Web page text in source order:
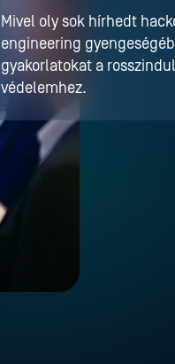
Mivel oly sok hírhedt
engineering
gyakorlatokat a
védelemhez.